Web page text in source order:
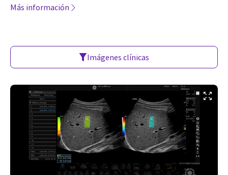
Más información
Imágenes clínicas